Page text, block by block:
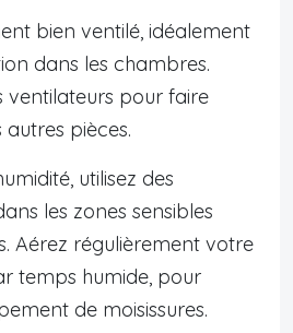
bien ventilé, idéalement
dans les chambres.
ventilateurs pour faire
autres pièces.
utilisez des
les zones sensibles
Aérez régulièrement votre
temps humide, pour
de moisissures.